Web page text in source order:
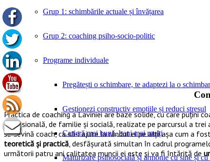
Grup 1: schimbările actuale și învățarea
Grup 2: coaching psiho-socio-politic
Programe individuale
Pregătești o schimbare, te adaptezi la o
Gestionezi constructiv emoțiile și reduci stresul
Carieră mai bună, bani mai mulți
Maturizare psihosocială și armonie cu sine și
Practica de coaching a Laviniei are baze solide, cu care puțini
profesională, de familie și socială, realizate pe parcursul a
să devină coach, ca să-i ajute la rândul ei pe alții așa cum a
teoretică și practică , desfășurată simultan în cadrul
următorii patru ani calitatea muncii ei este și va fi întărită de